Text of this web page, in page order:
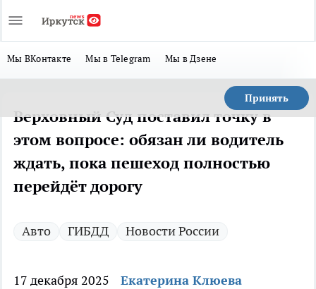
Мы ВКонтакте Мы в Telegram Мы в Дзене
Принять
Верховный Суд поставил точку в
этом вопросе: обязан ли водитель
ждать, пока пешеход полностью
перейдёт дорогу
Авто ГИБДД Новости России
17 декабря 2025 Екатерина Клюева